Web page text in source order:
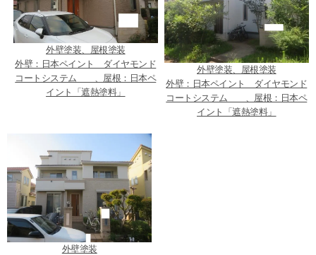
外壁塗装、屋根塗装
外壁：日本ペイント ダイヤモンド
コートシステム 、屋根：日本ペ
イント「遮熱塗料」
外壁塗装、屋根塗装
外壁：日本ペイント ダイヤモンド
コートシステム 、屋根：日本ペ
イント「遮熱塗料」
外壁塗装